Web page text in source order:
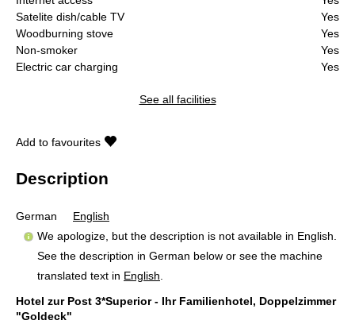
Satelite dish/cable TV
Yes
Woodburning stove
Yes
Non-smoker
Yes
Electric car charging
Yes
See all facilities
Add to favourites
Description
German
English
We apologize, but the description is not available in English.
See the description in German below or see the machine
translated text in English
Hotel zur Post 3*Superior - Ihr Familienhotel, Doppelzimmer
"Goldeck"